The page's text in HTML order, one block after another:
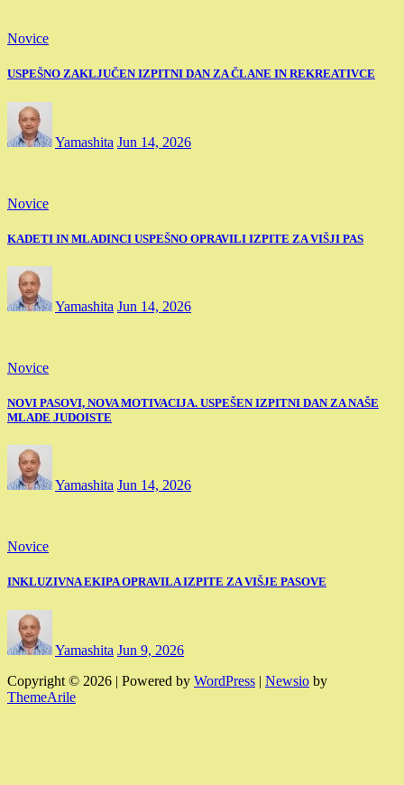
Novice
USPEŠNO ZAKLJUČEN IZPITNI DAN ZA ČLANE IN REKREATIVCE
Yamashita Jun 14, 2026
Novice
KADETI IN MLADINCI USPEŠNO OPRAVILI IZPITE ZA VIŠJI PAS
Yamashita Jun 14, 2026
Novice
NOVI PASOVI, NOVA MOTIVACIJA. USPEŠEN IZPITNI DAN ZA NAŠE
MLADE JUDOISTE
Yamashita Jun 14, 2026
Novice
INKLUZIVNA EKIPA OPRAVILA IZPITE ZA VIŠJE PASOVE
Yamashita Jun 9, 2026
Copyright © 2026 | Powered by WordPress | Newsio by
ThemeArile